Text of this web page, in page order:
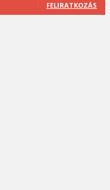
FELIRATKOZÁS